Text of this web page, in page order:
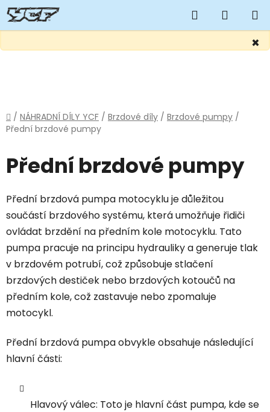
×
Hledat
KOŠÍK
Domů
/ NÁHRADNÍ DÍLY YCF / Brzdové díly / Brzdové pumpy /
Přední brzdové pumpy
Přední brzdové pumpy
Přední brzdová pumpa motocyklu je důležitou
součástí brzdového systému, která umožňuje řidiči
ovládat brzdění na předním kole motocyklu. Tato
pumpa pracuje na principu hydrauliky a generuje tlak
v brzdovém potrubí, což způsobuje stlačení
brzdových destiček nebo brzdových kotoučů na
předním kole, což zastavuje nebo zpomaluje
motocykl.
Přední brzdová pumpa obvykle obsahuje následující
hlavní části:
Hlavový válec: Toto je hlavní část pumpa, kde se